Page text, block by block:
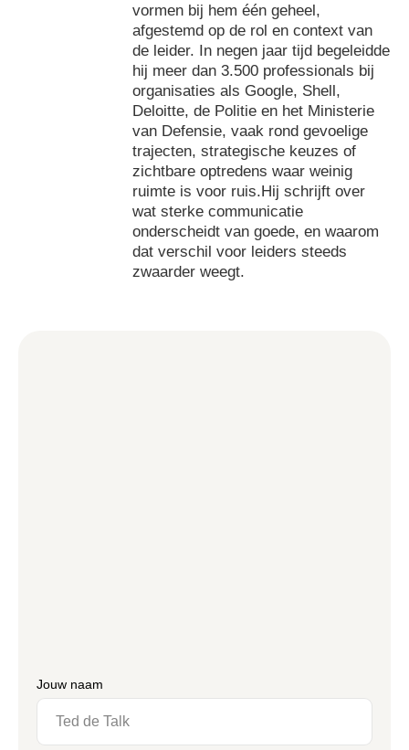
vormen bij hem één geheel,
afgestemd op de rol en context van
de leider. In negen jaar tijd begeleidde
hij meer dan 3.500 professionals bij
organisaties als Google, Shell,
Deloitte, de Politie en het Ministerie
van Defensie, vaak rond gevoelige
trajecten, strategische keuzes of
zichtbare optredens waar weinig
ruimte is voor ruis.Hij schrijft over
wat sterke communicatie
onderscheidt van goede, en waarom
dat verschil voor leiders steeds
zwaarder weegt.
Jouw naam